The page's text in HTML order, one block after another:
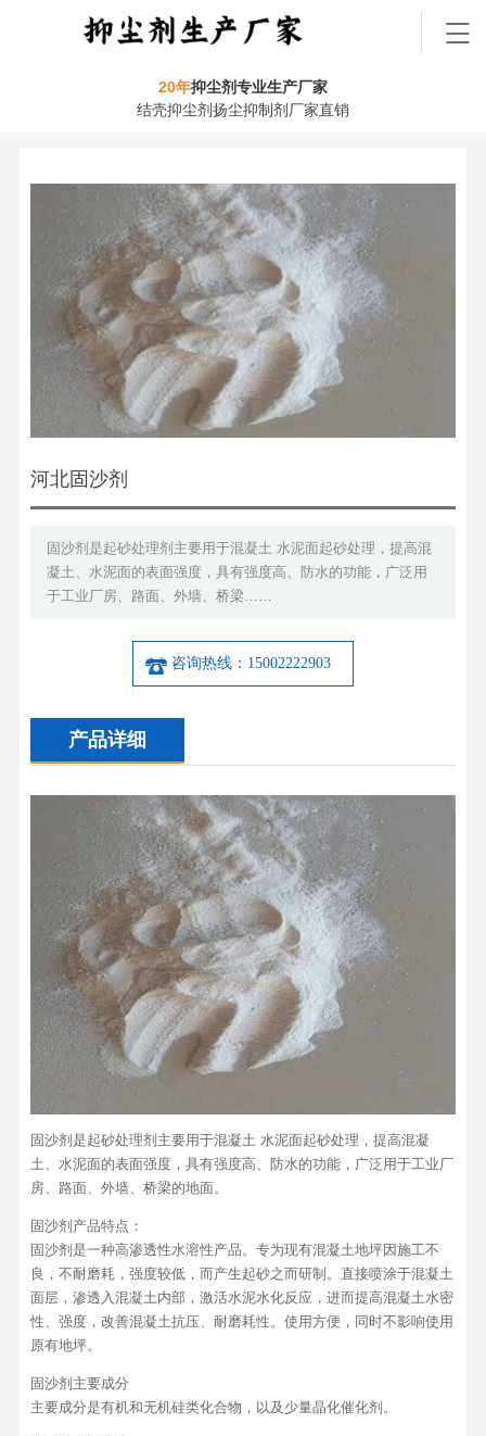
20年抑尘剂专业生产厂家
结壳抑尘剂扬尘抑制剂厂家直销
河北固沙剂
固沙剂是起砂处理剂主要用于混凝土 水泥面起砂处理，提高混
凝土、水泥面的表面强度，具有强度高、防水的功能，广泛用
于工业厂房、路面、外墙、桥梁……
咨询热线：15002222903
产品详细
固沙剂是起砂处理剂主要用于混凝土 水泥面起砂处理，提高混凝
土、水泥面的表面强度，具有强度高、防水的功能，广泛用于工业厂
房、路面、外墙、桥梁的地面。
固沙剂产品特点：
固沙剂是一种高渗透性水溶性产品。专为现有混凝土地坪因施工不
良，不耐磨耗，强度较低，而产生起砂之而研制。直接喷涂于混凝土
面层，渗透入混凝土内部，激活水泥水化反应，进而提高混凝土水密
性、强度，改善混凝土抗压、耐磨耗性。使用方便，同时不影响使用
原有地坪。
固沙剂主要成分
主要成分是有机和无机硅类化合物，以及少量晶化催化剂。